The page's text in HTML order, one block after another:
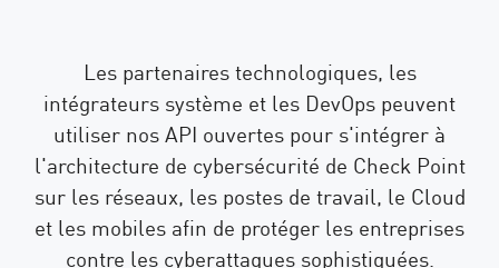
Les partenaires technologiques, les
intégrateurs système et les DevOps peuvent
utiliser nos API ouvertes pour s'intégrer à
l'architecture de cybersécurité de Check Point
sur les réseaux, les postes de travail, le Cloud
et les mobiles afin de protéger les entreprises
contre les cyberattaques sophistiquées.